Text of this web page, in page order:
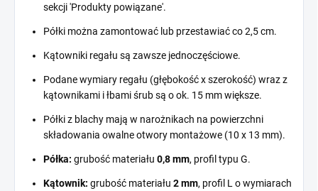
sekcji 'Produkty powiązane'.
Półki można zamontować lub przestawiać co 2,5 cm.
Kątowniki regału są zawsze jednoczęściowe.
Podane wymiary regału (głębokość x szerokość) wraz z
kątownikami i łbami śrub są o ok. 15 mm większe.
Półki z blachy mają w narożnikach na powierzchni
składowania owalne otwory montażowe (10 x 13 mm).
Półka: grubość materiału 0,8 mm, profil typu G.
Kątownik: grubość materiału 2 mm, profil L o wymiarach